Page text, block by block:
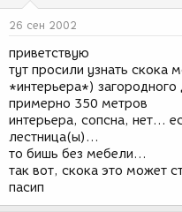
м
ы
д
и
я
26 сен 2002
приветствую
тут просили узнать скока
*интерьера*)
примерно 350 метров
интерьера, сопсна, нет...
лестница(ы)...
то бишь без мебели...
так вот, скока это может
пасип